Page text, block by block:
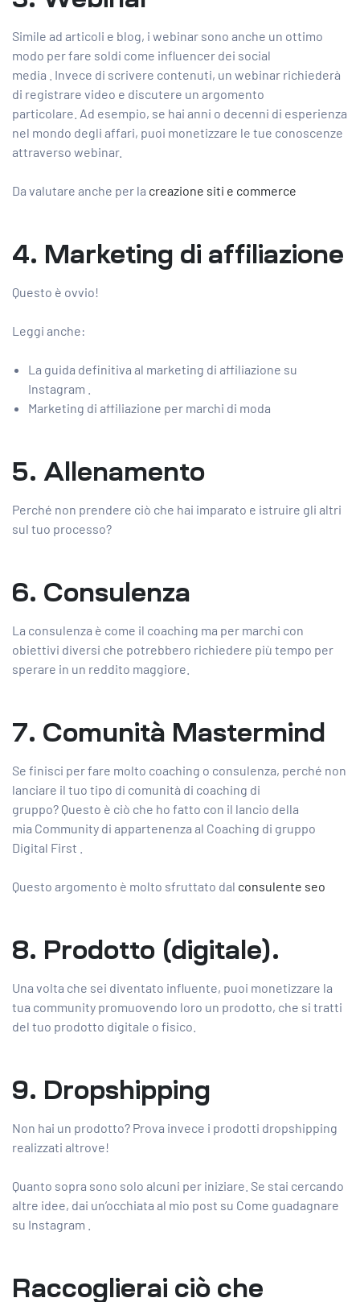
Simile ad articoli e blog, i webinar sono anche un ottimo
modo per fare soldi come influencer dei social
media . Invece di scrivere contenuti, un webinar richiederà
di registrare video e discutere un argomento
particolare. Ad esempio, se hai anni o decenni di esperienza
nel mondo degli affari, puoi monetizzare le tue conoscenze
attraverso webinar.
Da valutare anche per la creazione siti e commerce
4. Marketing di affiliazione
Questo è ovvio!
Leggi anche:
La guida definitiva al marketing di affiliazione su
Instagram .
Marketing di affiliazione per marchi di moda
5. Allenamento
Perché non prendere ciò che hai imparato e istruire gli altri
sul tuo processo?
6. Consulenza
La consulenza è come il coaching ma per marchi con
obiettivi diversi che potrebbero richiedere più tempo per
sperare in un reddito maggiore.
7. Comunità Mastermind
Se finisci per fare molto coaching o consulenza, perché non
lanciare il tuo tipo di comunità di coaching di
gruppo? Questo è ciò che ho fatto con il lancio della
mia Community di appartenenza al Coaching di gruppo
Digital First .
Questo argomento è molto sfruttato dal consulente seo
8. Prodotto (digitale).
Una volta che sei diventato influente, puoi monetizzare la
tua community promuovendo loro un prodotto, che si tratti
del tuo prodotto digitale o fisico.
9. Dropshipping
Non hai un prodotto? Prova invece i prodotti dropshipping
realizzati altrove!
Quanto sopra sono solo alcuni per iniziare. Se stai cercando
altre idee, dai un’occhiata al mio post su Come guadagnare
su Instagram .
Raccoglierai ciò che